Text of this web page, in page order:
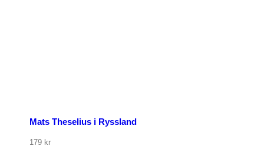
Mats Theselius i Ryssland
179 kr